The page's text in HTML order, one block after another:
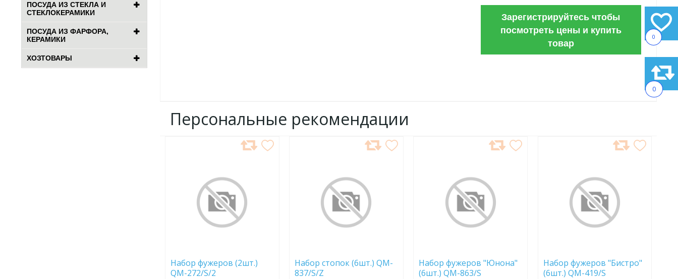
0
0
ПОСУДА ИЗ СТЕКЛА И
СТЕКЛОКЕРАМИКИ
ПОСУДА ИЗ ФАРФОРА,
КЕРАМИКИ
ХОЗТОВАРЫ
Зарегистрируйтесь чтобы
посмотреть цены и купить
товар
Персональные рекомендации
Набор фужеров (2шт.)
QM-272/S/2
Набор стопок (6шт.) QM-
837/S/Z
Набор фужеров "Юнона"
(6шт.) QM-863/S
Набор фужеров "Бистро"
(6шт.) QM-419/S